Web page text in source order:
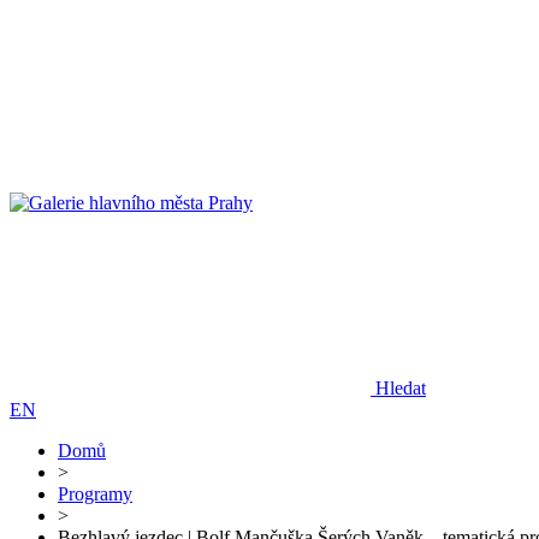
Hledat
EN
Domů
>
Programy
>